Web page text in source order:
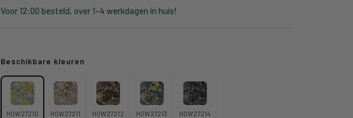
prijs
Voor 12:00 besteld, over 1-4 werkdagen in huis!
Beschikbare kleuren
HOW27210 HOW27211 HOW27212 HOW27213 HOW27214